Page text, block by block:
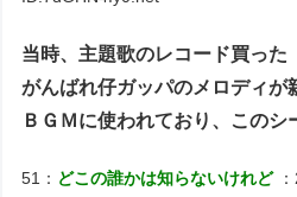
当時、主題歌のレコード買
がんばれ仔ガッパのメロディが
ＢＧＭに使われており、このシ
51： どこの誰かは知らないけれど